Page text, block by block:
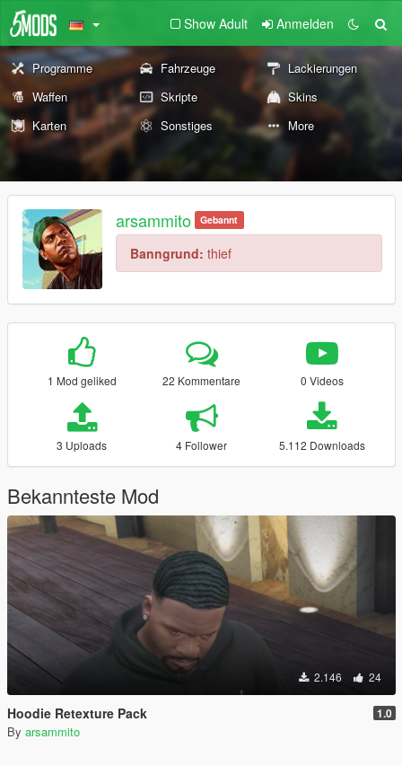
Show Adult Anmelden
Programme Fahrzeuge
Lackierungen
Waffen
Skripte
Skins
Karten
Sonstiges More
arsammito Gebannt
Banngrund: thief
1 Mod geliked 22 Kommentare 0 Videos
3 Uploads 4 Follower 5.112 Downloads
Bekannteste Mod
2.146 24
Hoodie Retexture Pack 1.0
By arsammito